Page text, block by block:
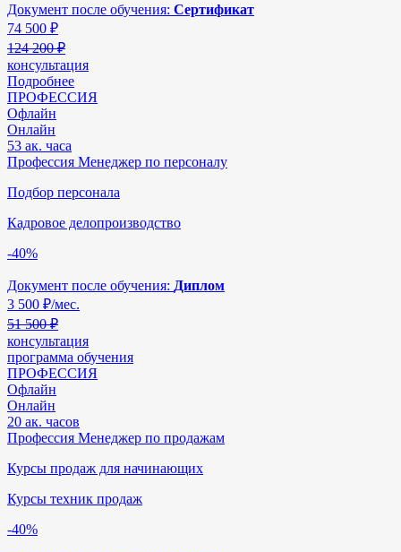
Документ после обучения: Сертификат
74 500 ₽
124 200 ₽
консультация
Подробнее
ПРОФЕССИЯ
Офлайн
Онлайн
53 ак. часа
Профессия Менеджер по персоналу
Подбор персонала
Кадровое делопроизводство
-40%
Документ после обучения: Диплом
3 500 ₽/мес.
51 500 ₽
консультация
программа обучения
ПРОФЕССИЯ
Офлайн
Онлайн
20 ак. часов
Профессия Менеджер по продажам
Курсы продаж для начинающих
Курсы техник продаж
-40%